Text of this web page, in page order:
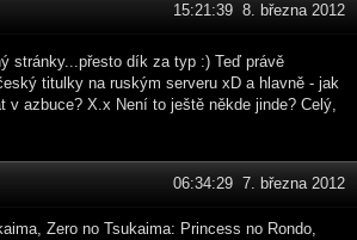
15:21:39 8. března 2012
stránky...přesto dík za typ :) Teď právě
titulky na ruským serveru xD a hlavně - jak
v azbuce? X.x Není to ještě někde jinde? Celý,
06:34:29 7. března 2012
Zero no Tsukaima: Princess no Rondo,